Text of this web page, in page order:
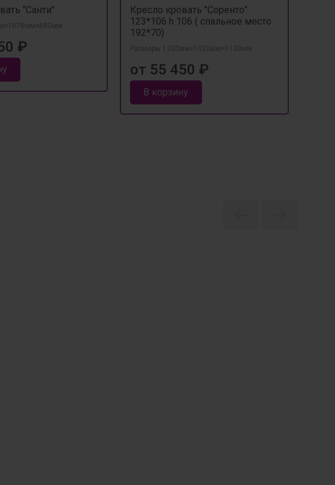
"Санти"
₽
Кресло кровать "Соренто".
123*106 h 106 ( спальное место
192*70)
Размеры 1200мм×1020мм×1100мм
от 55 450 ₽
В корзину